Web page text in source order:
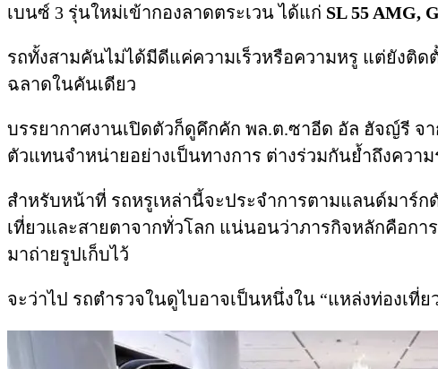
เบนซ์ 3 รุ่นใหม่เข้ากองลาดตระเวน ได้แก่ SL 55 AMG,
รถทั้งสามคันไม่ได้มีดีแค่ความเร็วหรือความหรู แต่ยังติ
ฉลาดในคันเดียว
บรรยากาศงานเปิดตัวก็ดูคึกคัก พล.ต.ซาอีด อัล ฮัจญ์รี จ
ตัวแทนจำหน่ายอย่างเป็นทางการ ต่างร่วมกันย้ำถึงคว
สำหรับหน้าที่ รถหรูเหล่านี้จะประจำการตามแลนด์มาร์
เที่ยวและสายตาจากทั่วโลก แน่นอนว่าภารกิจหลักคือกา
มาถ่ายรูปเก็บไว้
จะว่าไป รถตำรวจในดูไบอาจเป็นหนึ่งใน “แหล่งท่องเที่